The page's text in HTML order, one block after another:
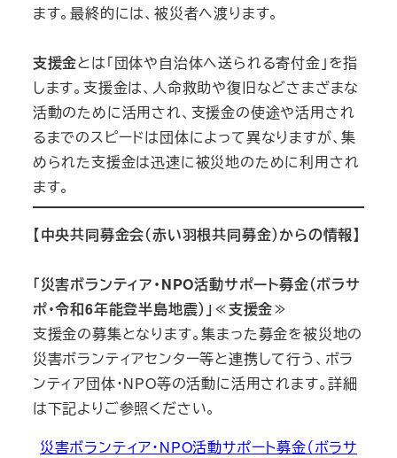
ます。最終的には、被災者へ渡ります。
支援金とは「団体や自治体へ送られる寄付金」を指
します。支援金は、人命救助や復旧などさまざまな
活動のために活用され、支援金の使途や活用され
るまでのスピードは団体によって異なりますが、集
められた支援金は迅速に被災地のために利用され
ます。
【中央共同募金会（赤い羽根共同募金）からの情報】
「災害ボランティア・NPO活動サポート募金（ボラサ
ポ・令和6年能登半島地震）」≪支援金≫
支援金の募集となります。集まった募金を被災地の
災害ボランティアセンター等と連携して行う、ボラ
ンティア団体・NPO等の活動に活用されます。詳細
は下記よりご参照ください。
災害ボランティア・NPO活動サポート募金（ボラサ